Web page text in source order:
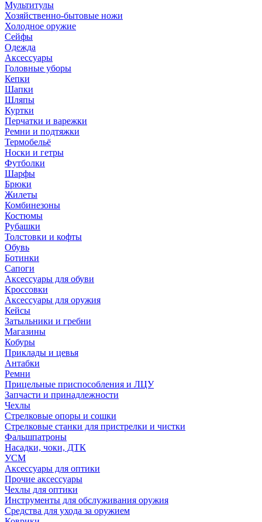
Мультитулы
Хозяйственно-бытовые ножи
Холодное оружие
Сейфы
Одежда
Аксессуары
Головные уборы
Кепки
Шапки
Шляпы
Куртки
Перчатки и варежки
Ремни и подтяжки
Термобельё
Носки и гетры
Футболки
Шарфы
Брюки
Жилеты
Комбинезоны
Костюмы
Рубашки
Толстовки и кофты
Обувь
Ботинки
Сапоги
Аксессуары для обуви
Кроссовки
Аксессуары для оружия
Кейсы
Затыльники и гребни
Магазины
Кобуры
Приклады и цевья
Антабки
Ремни
Прицельные приспособления и ЛЦУ
Запчасти и принадлежности
Чехлы
Стрелковые опоры и сошки
Стрелковые станки для пристрелки и чистки
Фальшпатроны
Насадки, чоки, ДТК
УСМ
Аксессуары для оптики
Прочие аксессуары
Чехлы для оптики
Инструменты для обслуживания оружия
Средства для ухода за оружием